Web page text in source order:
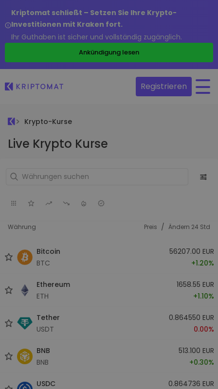
Kriptomat schließt – Setzen Sie Ihre Krypto-
Investitionen mit Kraken fort.
Ihr Guthaben ist sicher und vollständig zugänglich.
Ankündigung lesen
Registrieren
Krypto-Kurse
Live Krypto Kurse
Währung Preis / Ändern 24 Std
Bitcoin
BTC
56207.00 EUR
+1.20%
Ethereum
ETH
1658.55 EUR
+1.10%
Tether
USDT
0.864550 EUR
0.00%
BNB
BNB
513.100 EUR
+0.30%
USDC
0.864736 EUR